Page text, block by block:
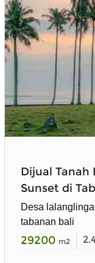
Dijual Tanah
Sunset di
Desa
tabanan bali
29200 m2